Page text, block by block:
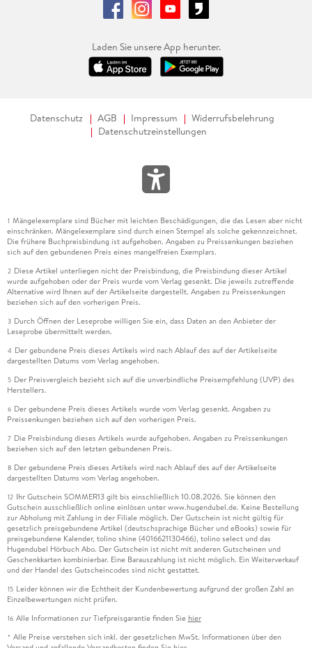
Laden Sie unsere App herunter.
Datenschutz AGB Impressum
Widerrufsbelehrung
Datenschutzeinstellungen
1 Mängelexemplare sind Bücher mit leichten Beschädigungen, die das Lesen aber nicht
einschränken. Mängelexemplare sind durch einen Stempel als solche gekennzeichnet.
Die frühere Buchpreisbindung ist aufgehoben. Angaben zu Preissenkungen beziehen
sich auf den gebundenen Preis eines mangelfreien Exemplars.
2 Diese Artikel unterliegen nicht der Preisbindung, die Preisbindung dieser Artikel
wurde aufgehoben oder der Preis wurde vom Verlag gesenkt. Die jeweils zutreffende
Alternative wird Ihnen auf der Artikelseite dargestellt. Angaben zu Preissenkungen
beziehen sich auf den vorherigen Preis.
3 Durch Öffnen der Leseprobe willigen Sie ein, dass Daten an den Anbieter der
Leseprobe übermittelt werden.
4 Der gebundene Preis dieses Artikels wird nach Ablauf des auf der Artikelseite
dargestellten Datums vom Verlag angehoben.
5 Der Preisvergleich bezieht sich auf die unverbindliche Preisempfehlung (UVP) des
Herstellers.
6 Der gebundene Preis dieses Artikels wurde vom Verlag gesenkt. Angaben zu
Preissenkungen beziehen sich auf den vorherigen Preis.
7 Die Preisbindung dieses Artikels wurde aufgehoben. Angaben zu Preissenkungen
beziehen sich auf den letzten gebundenen Preis.
8 Der gebundene Preis dieses Artikels wird nach Ablauf des auf der Artikelseite
dargestellten Datums vom Verlag angehoben.
12 Ihr Gutschein SOMMER13 gilt bis einschließlich 10.08.2026. Sie können den
Gutschein ausschließlich online einlösen unter www.hugendubel.de. Keine Bestellung
zur Abholung mit Zahlung in der Filiale möglich. Der Gutschein ist nicht gültig für
gesetzlich preisgebundene Artikel (deutschsprachige Bücher und eBooks) sowie für
preisgebundene Kalender, tolino shine (4016621130466), tolino select und das
Hugendubel Hörbuch Abo. Der Gutschein ist nicht mit anderen Gutscheinen und
Geschenkkarten kombinierbar. Eine Barauszahlung ist nicht möglich. Ein Weiterverkauf
und der Handel des Gutscheincodes sind nicht gestattet.
15 Leider können wir die Echtheit der Kundenbewertung aufgrund der großen Zahl an
Einzelbewertungen nicht prüfen.
16 Alle Informationen zur Tiefpreisgarantie finden Sie hier
* Alle Preise verstehen sich inkl. der gesetzlichen MwSt. Informationen über den